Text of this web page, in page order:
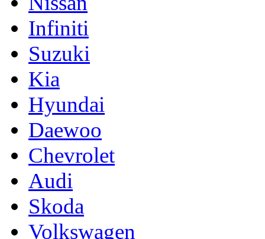
Infiniti
Suzuki
Kia
Hyundai
Daewoo
Chevrolet
Audi
Skoda
Volkswagen